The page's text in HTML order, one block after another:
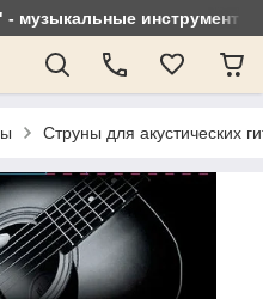
музыкальные
Струны для акустических